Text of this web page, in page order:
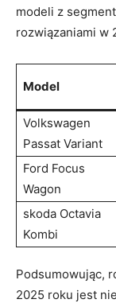
modeli z
rozwiązaniami w
Model
Volkswagen
Passat Variant
Ford Focus
Wagon
skoda ‌Octavia
Kombi
Podsumowując,
2025 roku ​jest